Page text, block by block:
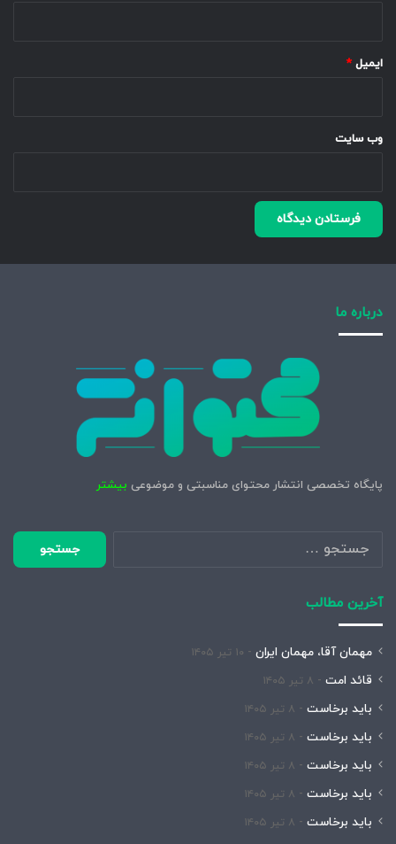
ایمیل *
وب‌ سایت
درباره ما
پایگاه تخصصی انتشار محتوای مناسبتی و موضوعی بیشتر
جستجو
برای:
آخرین مطالب
مهمان آقا، مهمان ایران ۱۰ تیر ۱۴۰۵
قائد امت ۸ تیر ۱۴۰۵
باید برخاست ۸ تیر ۱۴۰۵
باید برخاست ۸ تیر ۱۴۰۵
باید برخاست ۸ تیر ۱۴۰۵
باید برخاست ۸ تیر ۱۴۰۵
باید برخاست ۸ تیر ۱۴۰۵